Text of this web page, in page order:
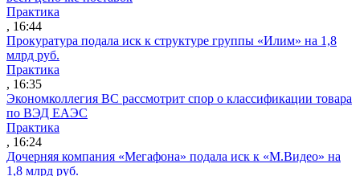
Практика
, 16:44
Прокуратура подала иск к структуре группы «Илим» на 1,8
млрд руб.
Практика
, 16:35
Экономколлегия ВС рассмотрит спор о классификации товара
по ВЭД ЕАЭС
Практика
, 16:24
Дочерняя компания «Мегафона» подала иск к «М.Видео» на
1,8 млрд руб.